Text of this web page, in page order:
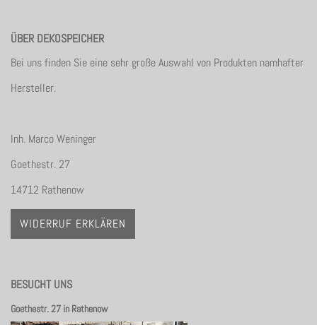
ÜBER DEKOSPEICHER
Bei uns finden Sie eine sehr große Auswahl von Produkten namhafter
Hersteller.
Inh. Marco Weninger
Goethestr. 27
14712 Rathenow
WIDERRUF ERKLÄREN
BESUCHT UNS
Goethestr. 27 in Rathenow